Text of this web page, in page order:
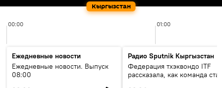
Кыргызстан
00:00 01:00
Ежедневные новости
Ежедневные новости. Выпуск
08:00
Радио Sputnik Кыргызстан
Федерация тхэквондо ITF
рассказала, как команда